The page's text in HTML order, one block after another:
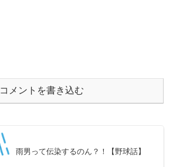
コメントを書き込む
雨男って伝染するのん？！【野球話】